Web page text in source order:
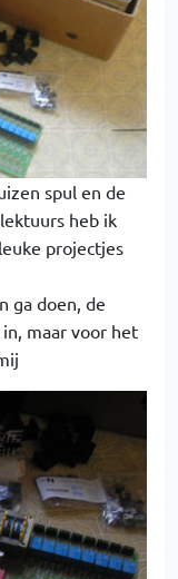
spul en de
heb ik
projectjes
ga doen, de
maar voor het